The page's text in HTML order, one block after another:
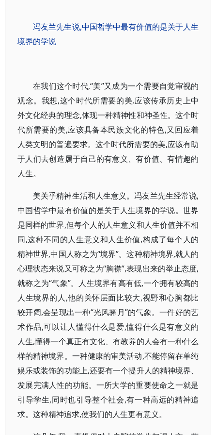
冯友兰先生说,中国哲学中最有价值的是关于人生
境界的学说
在我们这个时代,“美”又成为一个需要自觉审视的
观念。我想,这个时代所需要的美,应该传承历史上中
外文化经典的理念,体现一种精神性和神圣性。这个时
代所需要的美,应该具备本民族文化的特色,又回应着
人类文明的普遍要求。这个时代所需要的美,应该有助
于人们去创造属于自己的有意义、有价值、有情趣的
人生。
美关乎精神生活和人生意义。冯友兰先生经常说,
中国哲学中最有价值的是关于人生境界的学说。世界
是同样的世界,但每个人的人生意义和人生价值并不相
同,这种不同的人生意义和人生价值,构成了每个人的
精神世界,中国人称之为“境界”。这种精神境界,就人的
心理状态来说又可称之为“胸襟”,表现出来的举止态度,
就称之为“气象”。人生境界有高有低,一个拥有较高的
人生境界的人,他的关怀层面比较大,视野和心胸都比
较开阔,会呈现出一种“光风霁月”的气象。一件好的艺
术作品,可以让人懂得什么是爱,懂得什么是有意义的
人生,懂得一个真正有文化、有教养的人会有一种什么
样的精神境界。一种健康的审美活动,不能停留在单纯
娱乐或装饰的功能上,还要有一个提升人的精神境界、
发展完满人性的功能。一所大学的重要使命之一就是
引导学生,同时也引导整个社会,有一种高远的精神追
求。这种精神追求,使我们的人生更有意义。